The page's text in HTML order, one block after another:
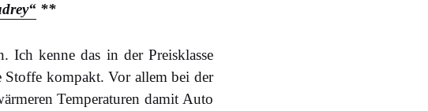
**
Ich kenne das in der Preisklasse
Stoffe kompakt. Vor allem bei der
Temperaturen damit Auto